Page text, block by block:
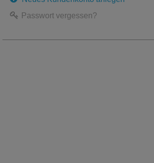
Passwort vergessen?